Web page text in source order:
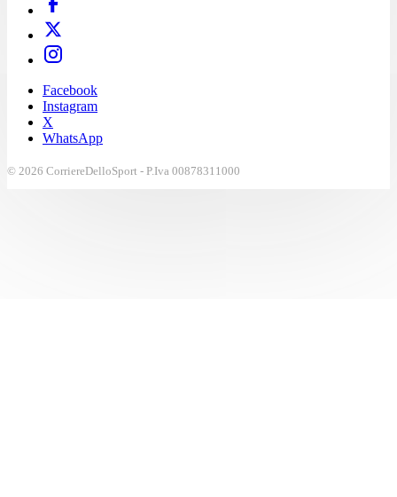
Facebook
Instagram
X
WhatsApp
© 2026 CorriereDelloSport - P.Iva 00878311000